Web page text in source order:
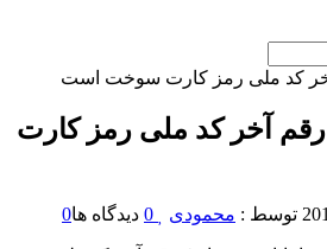
تا پایان مهرماه 4 رقم آخر کد ملی رمز کارت
توسط : محمودی 0 دیدگاه ها0